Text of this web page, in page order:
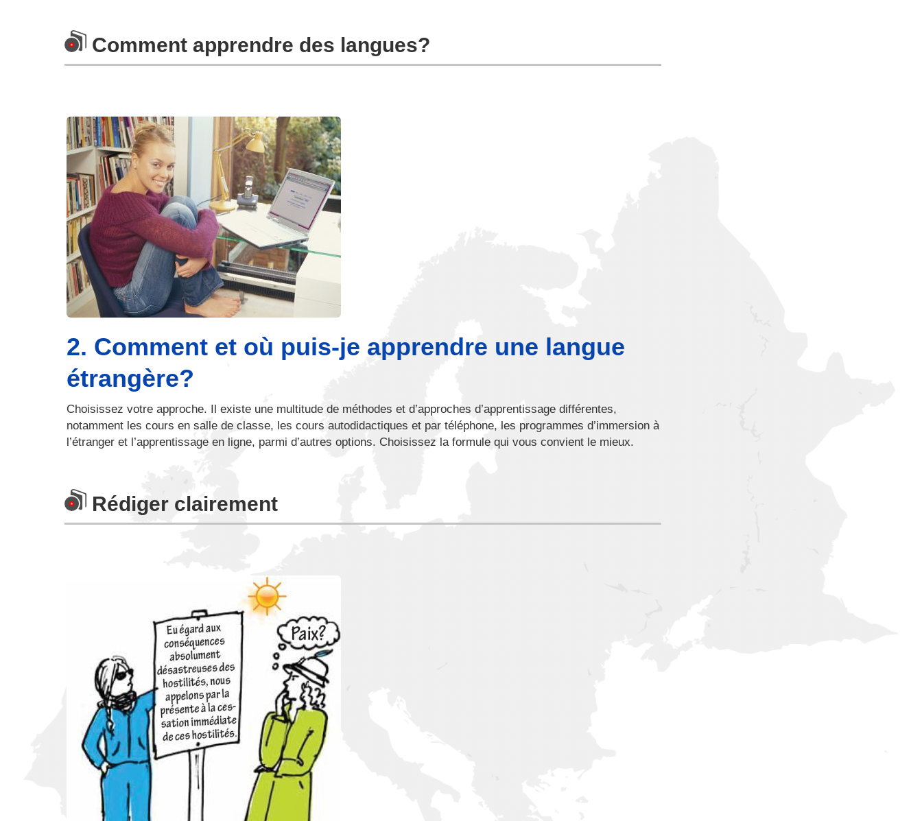
Comment apprendre des langues?
2. Comment et où puis-je apprendre une langue
étrangère?
Choisissez votre approche. Il existe une multitude de méthodes et d’approches d’apprentissage différentes,
notamment les cours en salle de classe, les cours autodidactiques et par téléphone, les programmes d’immersion à
l’étranger et l’apprentissage en ligne, parmi d’autres options. Choisissez la formule qui vous convient le mieux.
Rédiger clairement